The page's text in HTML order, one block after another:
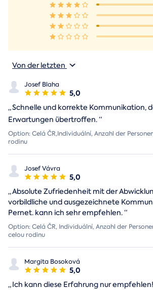
Von der letzten
Josef Blaha
5,0
„Schnelle und korrekte Kommunikation,
Erwartungen übertroffen.“
Option: Celá ČR,Individuální, Anzahl der
rodinu
Josef Vávra
5,0
„Absolute Zufriedenheit mit der
vorbildliche und ausgezeichnete
Pernet. kann ich sehr empfehlen.“
Option: Celá ČR, Individuální, Anzahl der
celou rodinu
Margita Bosoková
5,0
„Ich kann diese Erfahrung nur